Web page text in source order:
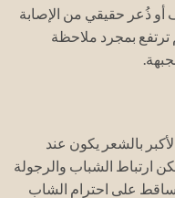
ذُعر حقيقي من الإصابة
ترتفع بمجرد ملاحظة
بالشعر يكون عند
ارتباط الشباب والرجولة
على احترام الشاب